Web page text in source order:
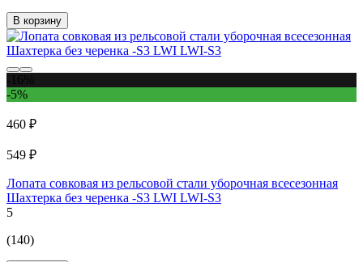
В корзину
-5%
460 ₽
549 ₽
Лопата совковая из рельсовой стали уборочная всесезонная
Шахтерка без черенка -S3 LWI LWI-S3
5
(140)